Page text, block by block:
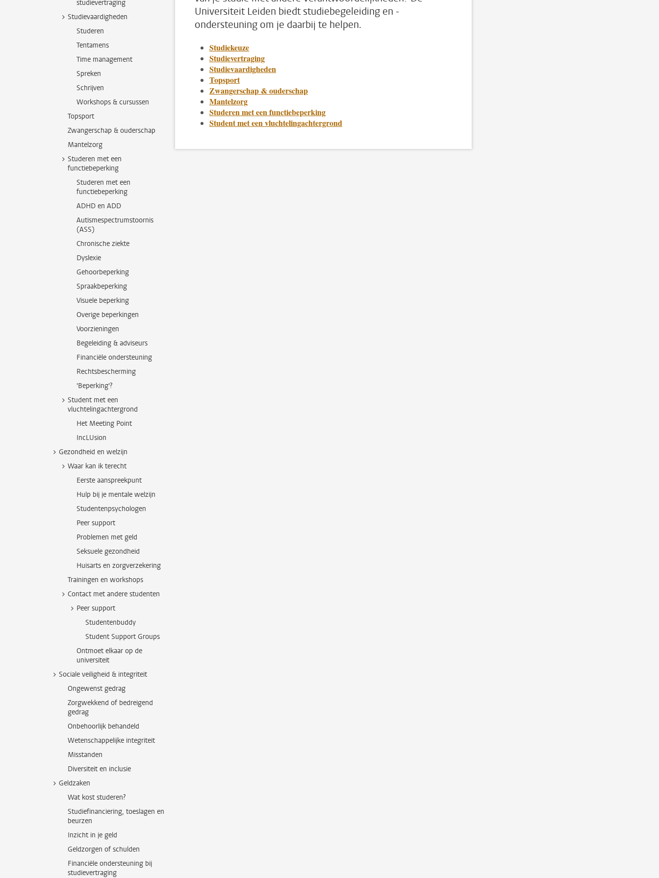
studievertraging
Studievaardigheden
Studeren
Tentamens
Time management
Spreken
Schrijven
Workshops & cursussen
Topsport
Zwangerschap & ouderschap
Mantelzorg
Studeren met een
functiebeperking
Studeren met een
functiebeperking
ADHD en ADD
Autismespectrumstoornis
(ASS)
Chronische ziekte
Dyslexie
Gehoorbeperking
Spraakbeperking
Visuele beperking
Overige beperkingen
Voorzieningen
Begeleiding & adviseurs
Financiële ondersteuning
Rechtsbescherming
'Beperking'?
Student met een
vluchtelingachtergrond
Het Meeting Point
IncLUsion
Gezondheid en welzijn
Waar kan ik terecht
Eerste aanspreekpunt
Hulp bij je mentale welzijn
Studentenpsychologen
Peer support
Problemen met geld
Seksuele gezondheid
Huisarts en zorgverzekering
Trainingen en workshops
Contact met andere studenten
Peer support
Studentenbuddy
Student Support Groups
Ontmoet elkaar op de
universiteit
Sociale veiligheid & integriteit
Ongewenst gedrag
Zorgwekkend of bedreigend
gedrag
Onbehoorlijk behandeld
Wetenschappelijke integriteit
Misstanden
Diversiteit en inclusie
Geldzaken
Wat kost studeren?
Studiefinanciering, toeslagen en
beurzen
Inzicht in je geld
Geldzorgen of schulden
Financiële ondersteuning bij
studievertraging
Universiteit Leiden biedt studiebegeleiding en -
ondersteuning om je daarbij te helpen.
Studiekeuze
Studievertraging
Studievaardigheden
Topsport
Zwangerschap & ouderschap
Mantelzorg
Studeren met een functiebeperking
Student met een vluchtelingachtergrond